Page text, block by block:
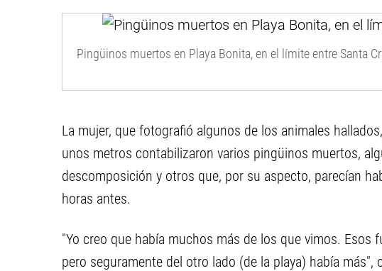
Pingüinos muertos en Playa Bonita, en el límite entre Santa
La mujer, que fotografió algunos de los animales
unos metros contabilizaron varios pingüinos muertos,
descomposición y otros que, por su aspecto, parecían
horas antes.
"Yo creo que había muchos más de los que vimos.
pero seguramente del otro lado (de la playa) había más",